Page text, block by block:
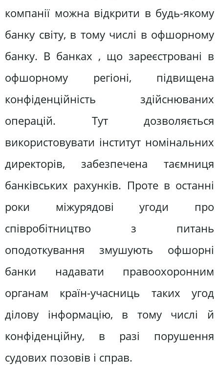
компанії можна відкрити в будь-якому
банку світу, в тому числі в офшорному
банку. В банках , що зареєстровані в
офшорному регіоні, підвищена
конфіденційність здійснюваних
операцій. Тут дозволяється
використовувати інститут номінальних
директорів, забезпечена таємниця
банківських рахунків. Проте в останні
роки міжурядові угоди про
співробітництво з питань
оподоткування змушують офшорні
банки надавати правоохоронним
органам країн-учасниць таких угод
ділову інформацію, в тому числі й
конфіденційну, в разі порушення
судових позовів і справ.